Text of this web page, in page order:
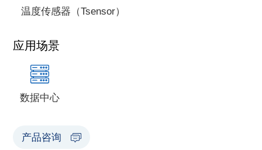
温度传感器（Tsensor）
应用场景
数据中心
产品咨询